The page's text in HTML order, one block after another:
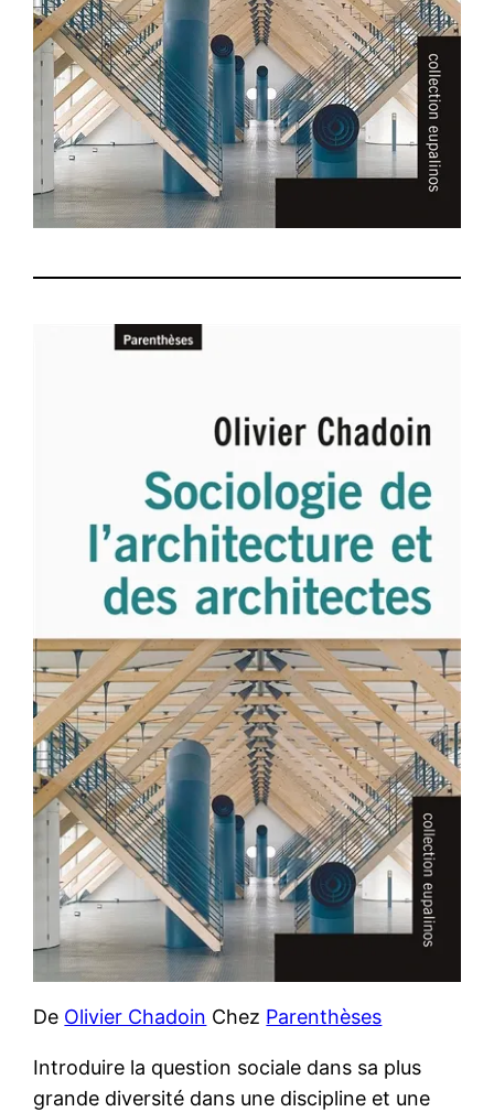
De Olivier Chadoin Chez Parenthèses
Introduire la question sociale dans sa plus
grande diversité dans une discipline et une